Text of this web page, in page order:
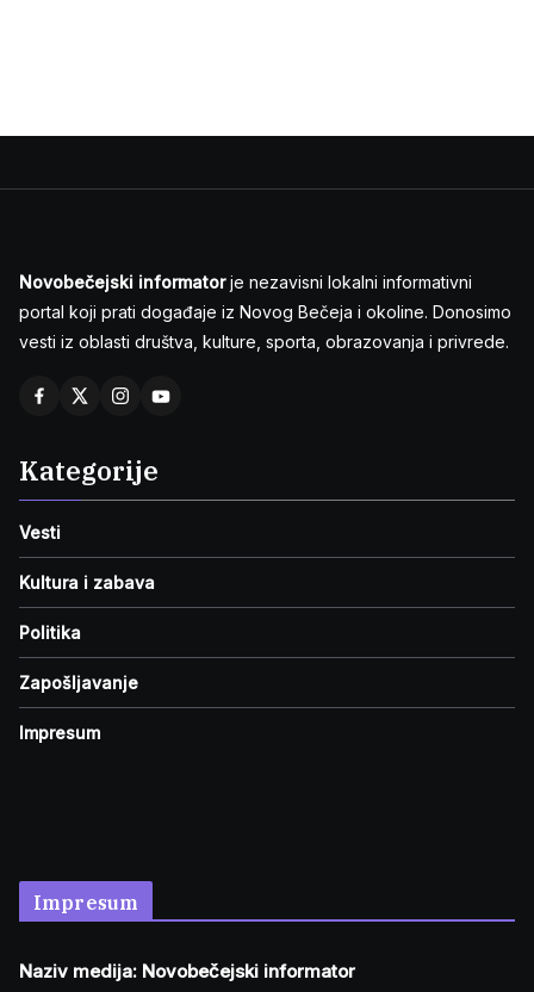
Novobečejski informatorje nezavisni lokalni informativni
portal koji prati događaje iz Novog Bečeja i okoline. Donosimo
vesti iz oblasti društva, kulture, sporta, obrazovanja i privrede.
Kategorije
Vesti
Kultura i zabava
Politika
Zapošljavanje
Impresum
Impresum
Naziv medija: Novobečejski informator